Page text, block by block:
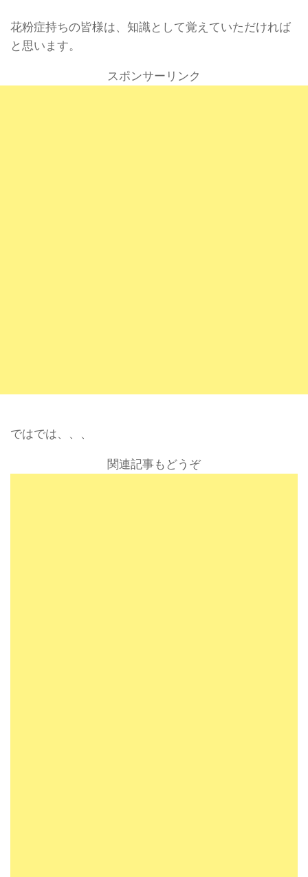
花粉症持ちの皆様は、知識として覚えていただければ
と思います。
スポンサーリンク
ではでは、、、
関連記事もどうぞ